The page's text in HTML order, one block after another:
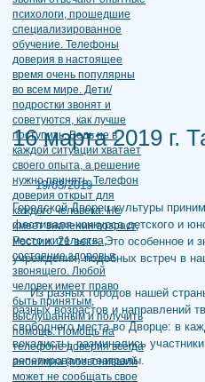
16 марта 2019 г.
19/03/2019
Городской Дворец культуры
фестиваля-конкурса детского и
России. 21 век». Это особенное и
учреждения, подобных встреч в
Из разных городов нашей
разных возрастов и направлений
свободного места во Дворце: в
вокалисты, разминались
репетировали театралы.